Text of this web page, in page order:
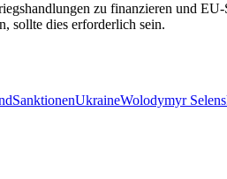
zu finanzieren und
sollte dies erforderlich sein.
SanktionenUkraineWolodymyr